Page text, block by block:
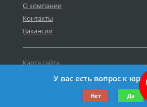
О компании
Контакты
Вакансии
©2019-2026 Все права защищены.
Карта сайта
Политика персональных данных
У вас есть вопрос к
Нет Да